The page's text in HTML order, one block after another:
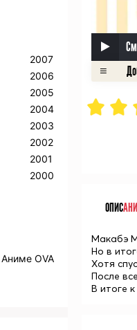
ОПИС
Макабэ
Но в
Хотя
После
В итоге
2007
2006
2005
2004
2003
2002
2001
2000
Аниме OVA